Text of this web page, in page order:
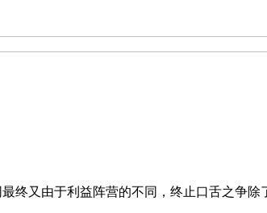
又由于利益阵营的不同，终止口舌之争除